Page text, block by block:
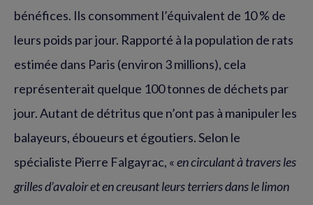
bénéfices. Ils consomment l’équivalent de 10 % de
leurs poids par jour. Rapporté à la population de rats
estimée dans Paris (environ 3 millions), cela
représenterait quelque 100 tonnes de déchets par
jour. Autant de détritus que n’ont pas à manipuler les
balayeurs, éboueurs et égoutiers. Selon le
spécialiste Pierre Falgayrac, «en circulant à travers les
grilles d’avaloir et en creusant leurs terriers dans le limon